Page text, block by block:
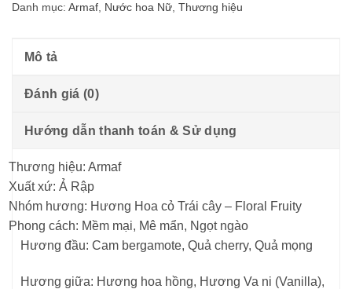
Danh mục: Armaf Nước hoa Nữ Thương hiệu
Mô tả
Đánh giá (0)
Hướng dẫn thanh toán & Sử dụng
Thương hiệu: Armaf
Xuất xứ: Ả Rập
Nhóm hương: Hương Hoa cỏ Trái cây – Floral Fruity
Phong cách: Mềm mại, Mê mẩn, Ngọt ngào
Hương đầu: Cam bergamote, Quả cherry, Quả mọng
Hương giữa: Hương hoa hồng, Hương Va ni (Vanilla),